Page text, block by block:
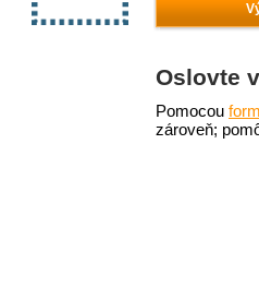
Oslovte
Pomocou
zároveň;